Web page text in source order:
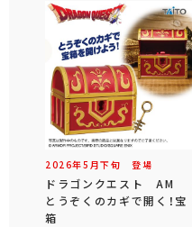
2026年5 月下旬 登場
ドラゴンクエスト AM
とうぞくのカギで開く！宝
箱